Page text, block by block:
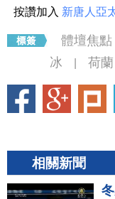
按讚加入 新唐人亞
體壇焦點
冰
荷蘭
相關新聞